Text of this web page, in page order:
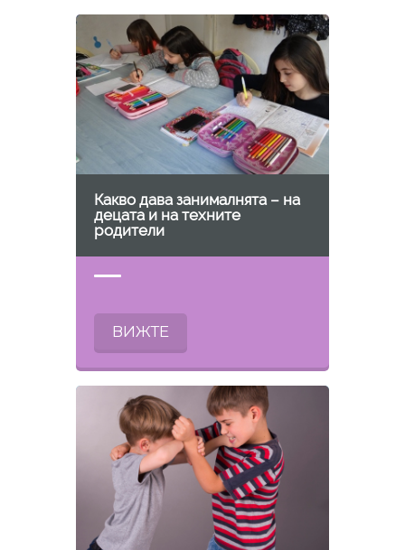
Какво дава занималнята – на
децата и на техните
родители
ВИЖТЕ